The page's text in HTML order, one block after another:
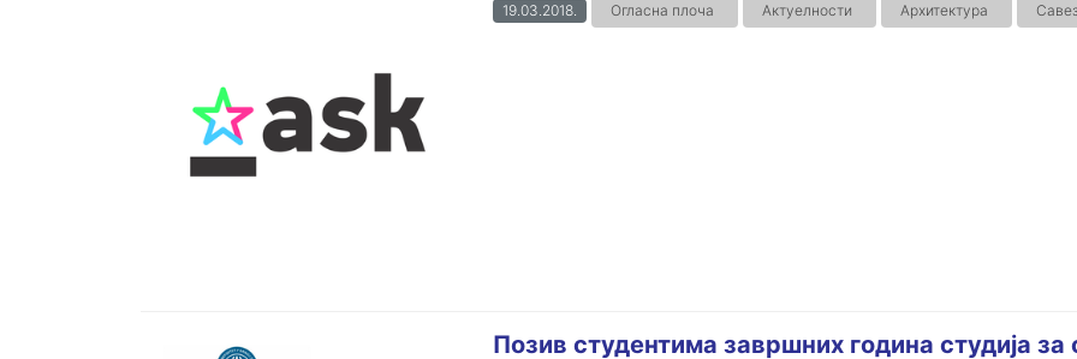
19.03.2018. Огласна плоча Актуелности Архитектура
Позив студентима завршних година студија за